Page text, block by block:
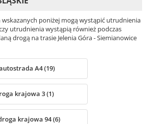
wskazanych poniżej mogą wystąpić utrudnienia
utrudnienia wystąpią również podczas
drogą na trasie Jelenia Góra - Siemianowice
A4 (19)
krajowa 3 (1)
krajowa 94 (6)